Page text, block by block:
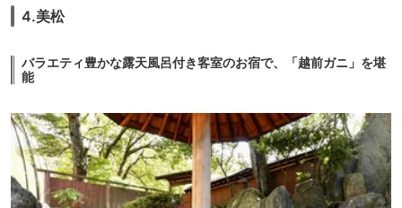
4.美松
バラエティ豊かな露天風呂付き客室のお宿で、「越前ガニ」を堪
能